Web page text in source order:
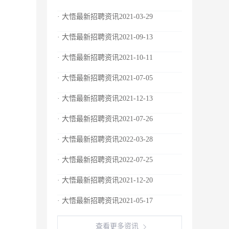
· 大悟最新招聘资讯2021-03-29
· 大悟最新招聘资讯2021-09-13
· 大悟最新招聘资讯2021-10-11
· 大悟最新招聘资讯2021-07-05
· 大悟最新招聘资讯2021-12-13
· 大悟最新招聘资讯2021-07-26
· 大悟最新招聘资讯2022-03-28
· 大悟最新招聘资讯2022-07-25
· 大悟最新招聘资讯2021-12-20
· 大悟最新招聘资讯2021-05-17
查看更多资讯